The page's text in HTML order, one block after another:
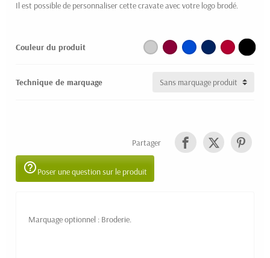
Il est possible de personnaliser cette cravate avec votre logo brodé.
Couleur du produit
Technique de marquage
Partager
help_outlinePoser une question sur le produit
Marquage optionnel : Broderie.